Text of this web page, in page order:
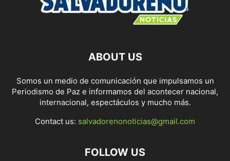
ABOUT US
Somos un medio de comunicación que impulsamos un
Periodismo de Paz e informamos del acontecer nacional,
internacional, espectáculos y mucho más.
Contact us: salvadorenonoticias@gmail.com
FOLLOW US